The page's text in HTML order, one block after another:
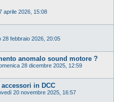
aprile 2026, 15:08
28 febbraio 2026, 20:05
anomalo sound motore ?
28 dicembre 2025, 12:59
in DCC
20 novembre 2025, 16:57